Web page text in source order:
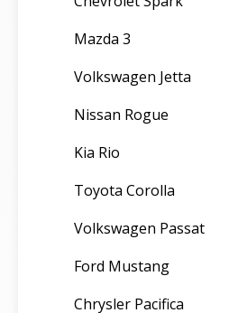
Mazda 3
Volkswagen Jetta
Nissan Rogue
Kia Rio
Toyota Corolla
Volkswagen Passat
Ford Mustang
Chrysler Pacifica